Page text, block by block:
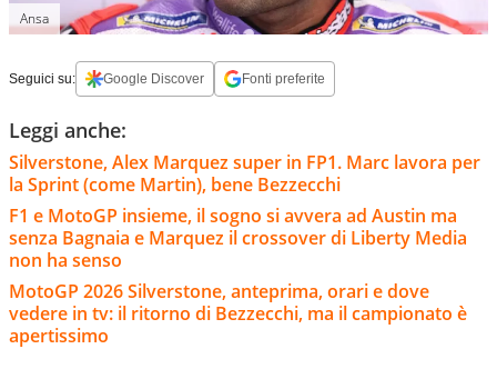
Ansa
Seguici su: Google Discover Fonti preferite
Leggi anche:
Silverstone, Alex Marquez super in FP1. Marc lavora per
la Sprint (come Martin), bene Bezzecchi
F1 e MotoGP insieme, il sogno si avvera ad Austin ma
senza Bagnaia e Marquez il crossover di Liberty Media
non ha senso
MotoGP 2026 Silverstone, anteprima, orari e dove
vedere in tv: il ritorno di Bezzecchi, ma il campionato è
apertissimo